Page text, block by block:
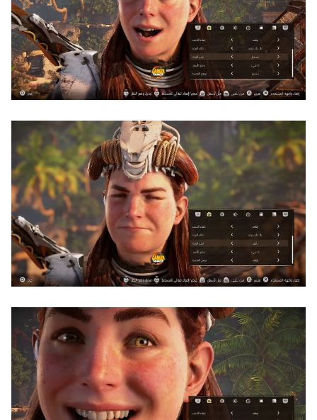
とーーーーーーーーにおもんない！！！！」→炎上
海外「全部日本の真似だったのか…」 日本の普通のテレビ
番組が最新SNSの数十年先を行っていたと話題に
【グラブル】ドライブバーストが初めて映像化された時の衝
撃
較と通期95億円計画を解説
【遊戯王】なんか「ウィッチクラフト」の新規いるけど強い
の？
【衝撃動画】トラック事故で車がミンチになった男性、とん
でもない姿で発見される…怖すぎる…
【ハコヅメ】 第6話 感想 誰よりも早く！【～交番女子の逆
襲～】
やる夫「催眠アプリを手に入れたんだけど……これ必要だっ
た？」 第29話
休日に甥っ子をアポなし託児を押し付けてきた兄嫁！「テレ
ビでも見せといてw」と言うので『Gガンダム』を一気見さ
せた結果……甥っ子が重度の中二病を発症して家で大暴れｗ
ｗ
佐藤二朗、妻とのハグを報告「文〇砲より遥かに威力は弱い
が、僕のノロケ砲をお見舞いする」